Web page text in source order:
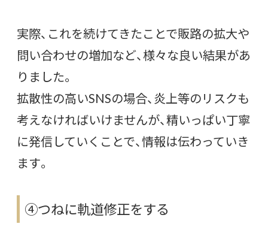
実際、これを続けてきたことで販路の拡大や
問い合わせの増加など、様々な良い結果があ
りました。
拡散性の高いSNSの場合、炎上等のリスクも
考えなければいけませんが、精いっぱい丁寧
に発信していくことで、情報は伝わっていき
ます。
④つねに軌道修正をする